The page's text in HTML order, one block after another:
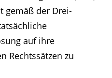
gemäß der Drei-
auf ihre
Rechtssätzen zu